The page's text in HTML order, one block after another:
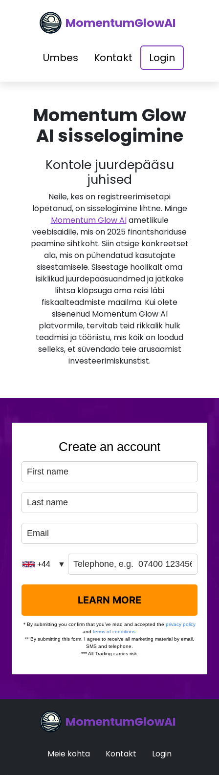
MomentumGlowAI
Umbes Kontakt Login
Momentum Glow
AI sisselogimine
Kontole juurdepääsu
juhised
Neile, kes on registreerimisetapi
lõpetanud, on sisselogimine lihtne. Minge
Momentum Glow AIametlikule
veebisaidile, mis on 2025 finantshariduse
peamine sihtkoht. Siin otsige konkreetset
ala, mis on pühendatud kasutajate
sisestamisele. Sisestage hoolikalt oma
isiklikud juurdepääsuandmed ja jätkake
lihtsa klõpsuga oma reisi läbi
fiskaalteadmiste maailma. Kui olete
sisenenud Momentum Glow AI
platvormile, tervitab teid rikkalik hulk
teadmisi ja tööriistu, mis kõik on loodud
selleks, et süvendada teie arusaamist
investeerimiskunstist.
MomentumGlowAI
Meie kohta Kontakt Login